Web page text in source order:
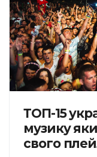
ТОП-15
музику
свого